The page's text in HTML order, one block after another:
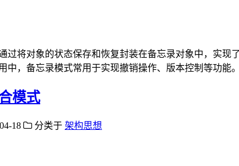
过将对象的状态保存和恢复封装在备忘录对象中，实
中，备忘录模式常用于实现撤销操作、版本控制等功能。
模式
18 分类于 架构思想